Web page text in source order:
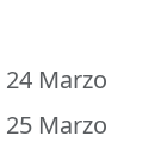
Marzo
Marzo